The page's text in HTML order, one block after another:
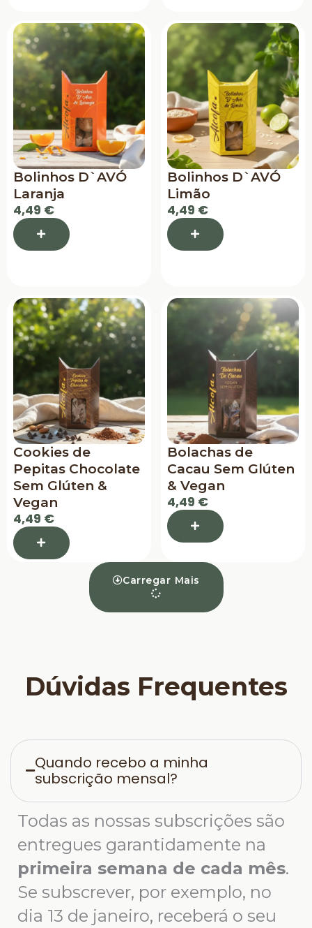
Bolinhos D`AVÓ
Laranja
4,49 €
Bolinhos D`AVÓ
Limão
4,49 €
Cookies de
Pepitas Chocolate
Sem Glúten &
Vegan
4,49 €
Bolachas de
Cacau Sem Glúten
& Vegan
4,49 €
Carregar Mais
Dúvidas Frequentes
Quando recebo a minha
subscrição mensal?
Todas as nossas subscrições são
entregues garantidamente na
primeira semana de cada mês.
Se subscrever, por exemplo, no
dia 13 de janeiro, receberá o seu